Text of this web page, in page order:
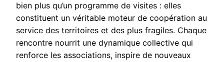
bien plus qu’un programme de visites : elles
constituent un véritable moteur de coopération au
service des territoires et des plus fragiles. Chaque
rencontre nourrit une dynamique collective qui
renforce les associations, inspire de nouveaux